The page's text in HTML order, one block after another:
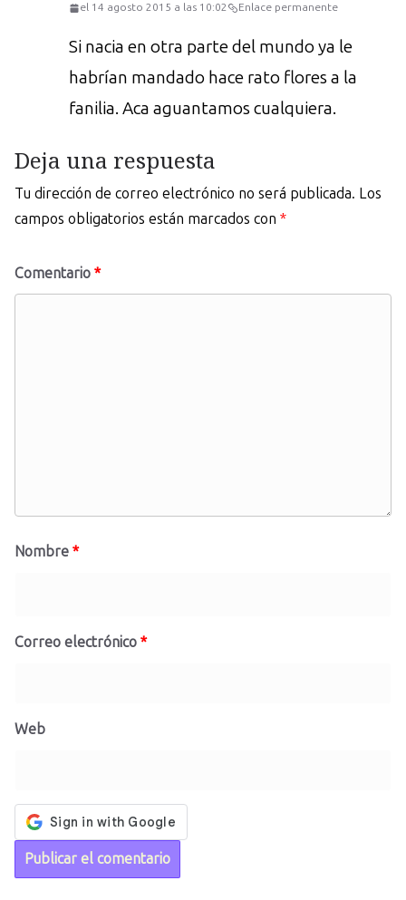
el 14 agosto 2015 a las 10:02 Enlace permanente
Si nacia en otra parte del mundo ya le
habrían mandado hace rato flores a la
fanilia. Aca aguantamos cualquiera.
Deja una respuesta
Tu dirección de correo electrónico no será publicada. Los
campos obligatorios están marcados con *
Comentario *
Nombre *
Correo electrónico *
Web